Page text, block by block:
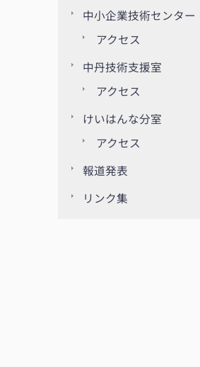
中小企業技術センター
アクセス
中丹技術支援室
アクセス
けいはんな分室
アクセス
報道発表
リンク集